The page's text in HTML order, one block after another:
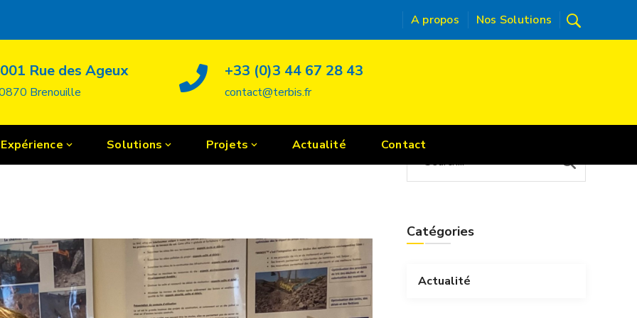
A propos Nos Solutions
Rue des Ageux
Brenouille
+33 (0)3 44 67 28 43
contact@terbis.fr
Expérience Solutions Projets Actualité Contact
Catégories
Actualité